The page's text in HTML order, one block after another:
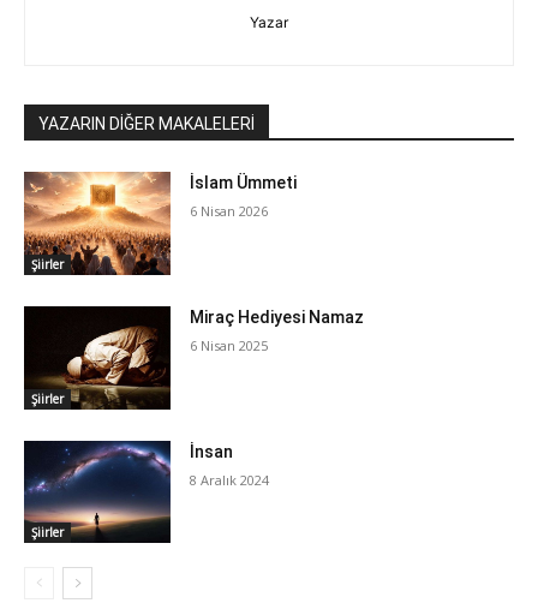
Yazar
YAZARIN DİĞER MAKALELERİ
Şiirler
İslam Ümmeti
6 Nisan 2026
Şiirler
Miraç Hediyesi Namaz
6 Nisan 2025
Şiirler
İnsan
8 Aralık 2024